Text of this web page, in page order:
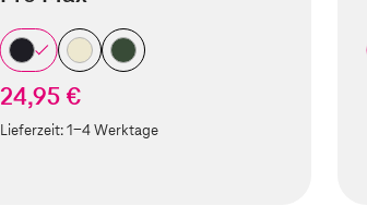
24,95 €
Lieferzeit:1-4 Werktage